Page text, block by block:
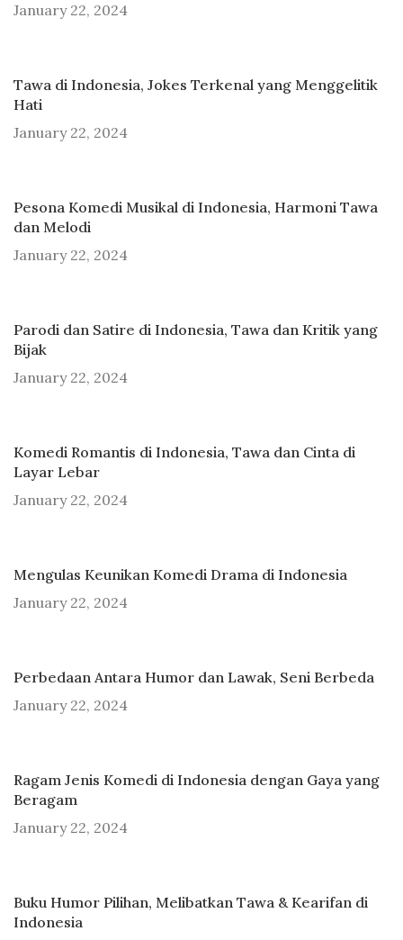
January 22, 2024
Tawa di Indonesia, Jokes Terkenal yang Menggelitik
Hati
January 22, 2024
Pesona Komedi Musikal di Indonesia, Harmoni Tawa
dan Melodi
January 22, 2024
Parodi dan Satire di Indonesia, Tawa dan Kritik yang
Bijak
January 22, 2024
Komedi Romantis di Indonesia, Tawa dan Cinta di
Layar Lebar
January 22, 2024
Mengulas Keunikan Komedi Drama di Indonesia
January 22, 2024
Perbedaan Antara Humor dan Lawak, Seni Berbeda
January 22, 2024
Ragam Jenis Komedi di Indonesia dengan Gaya yang
Beragam
January 22, 2024
Buku Humor Pilihan, Melibatkan Tawa & Kearifan di
Indonesia